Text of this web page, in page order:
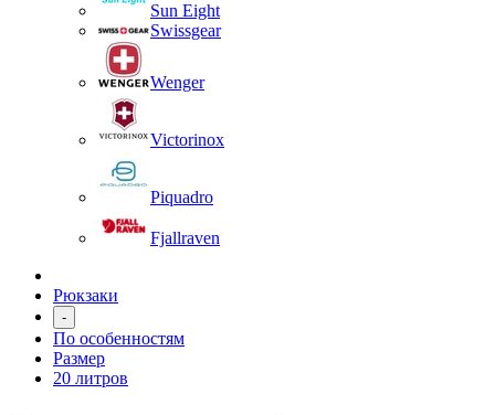
Sun Eight
Swissgear
Wenger
Victorinox
Piquadro
Fjallraven
Рюкзаки
-
По особенностям
Размер
20 литров